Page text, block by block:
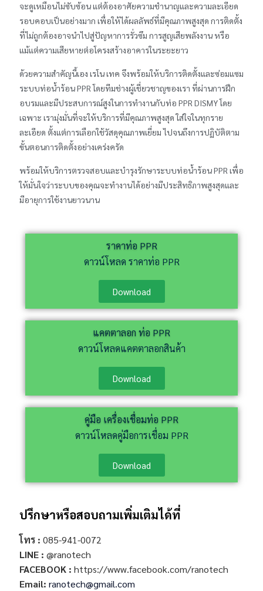
จะดูเหมือนไม่ซับซ้อน แต่ต้องอาศัยความชำนาญและความละเอียด
รอบคอบเป็นอย่างมาก เพื่อให้ได้ผลลัพธ์ที่มีคุณภาพสูงสุด การติดตั้ง
ที่ไม่ถูกต้องอาจนำไปสู่ปัญหาการรั่วซึม การสูญเสียพลังงาน หรือ
แม้แต่ความเสียหายต่อโครงสร้างอาคารในระยะยาว
ด้วยความสำคัญนี้เอง เรโน เทค จึงพร้อมให้บริการติดตั้งและซ่อมแซม
ระบบท่อน้ำร้อน PPR โดยทีมช่างผู้เชี่ยวชาญของเรา ที่ผ่านการฝึก
อบรมและมีประสบการณ์สูงในการทำงานกับท่อ PPR DISMY โดย
เฉพาะ เรามุ่งมั่นที่จะให้บริการที่มีคุณภาพสูงสุด ใส่ใจในทุกราย
ละเอียด ตั้งแต่การเลือกใช้วัสดุคุณภาพเยี่ยม ไปจนถึงการปฏิบัติตาม
ขั้นตอนการติดตั้งอย่างเคร่งครัด
พร้อมให้บริการตรวจสอบและบำรุงรักษาระบบท่อน้ำร้อน PPR เพื่อ
ให้มั่นใจว่าระบบของคุณจะทำงานได้อย่างมีประสิทธิภาพสูงสุดและ
มีอายุการใช้งานยาวนาน
ราคาท่อ PPR
ดาวน์โหลด ราคาท่อ PPR
Download
แคตตาลอก ท่อ PPR
ดาวน์โหลดแคตตาลอกสินค้า
Download
คู่มือ เครื่องเชื่อมท่อ PPR
ดาวน์โหลดคู่มือการเชื่อม PPR
Download
ปรึกษาหรือสอบถามเพิ่มเติมได้ที่
โทร : 085-941-0072
LINE : @ranotech
FACEBOOK : https://www.facebook.com/ranotech
Email: ranotech@gmail.com